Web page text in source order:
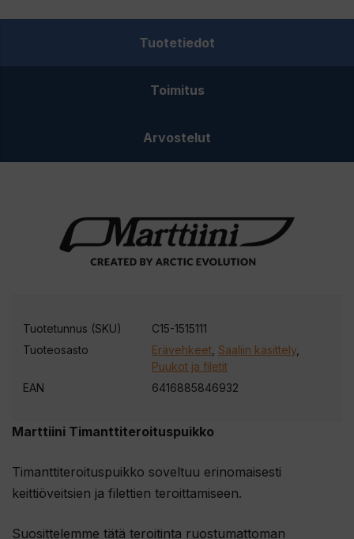
Tuotetiedot
Toimitus
Arvostelut
Marttiini Timanttiteroituspuikko
Timanttiteroituspuikko soveltuu erinomaisesti
keittiöveitsien ja filettien teroittamiseen.
Suosittelemme tätä teroitinta ruostumattoman
Tuotetunnus (SKU)
C15-1515111
Tuoteosasto
Erävehkeet Saaliin käsittely
Puukot ja filetit
EAN
6416885846932